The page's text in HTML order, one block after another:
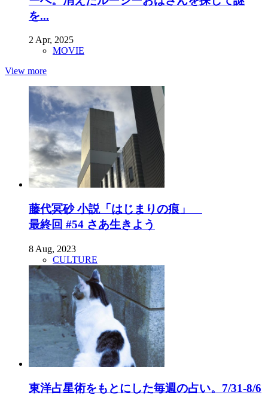
を...
2 Apr, 2025
MOVIE
View more
藤代冥砂 小説「はじまりの痕」
最終回 #54 さあ生きよう
8 Aug, 2023
CULTURE
東洋占星術をもとにした毎週の占い。7/31-8/6